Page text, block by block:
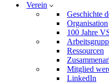
Verein
Geschichte
Organisation
100 Jahre
Ressourcen
Mitglied
LinkedIn